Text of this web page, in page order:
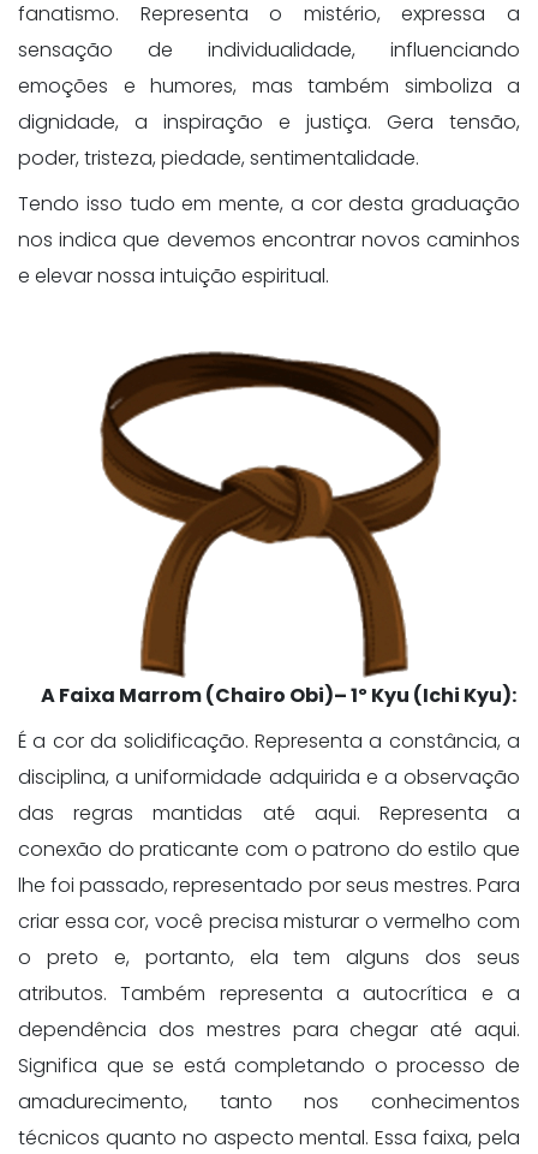
fanatismo. Representa o mistério, expressa a
sensação de individualidade, influenciando
emoções e humores, mas também simboliza a
dignidade, a inspiração e justiça. Gera tensão,
poder, tristeza, piedade, sentimentalidade.
Tendo isso tudo em mente, a cor desta graduação
nos indica que devemos encontrar novos caminhos
e elevar nossa intuição espiritual.
A Faixa Marrom (Chairo Obi)– 1º Kyu (Ichi Kyu):
É a cor da solidificação. Representa a constância, a
disciplina, a uniformidade adquirida e a observação
das regras mantidas até aqui. Representa a
conexão do praticante com o patrono do estilo que
lhe foi passado, representado por seus mestres. Para
criar essa cor, você precisa misturar o vermelho com
o preto e, portanto, ela tem alguns dos seus
atributos. Também representa a autocrítica e a
dependência dos mestres para chegar até aqui.
Significa que se está completando o processo de
amadurecimento, tanto nos conhecimentos
técnicos quanto no aspecto mental. Essa faixa, pela